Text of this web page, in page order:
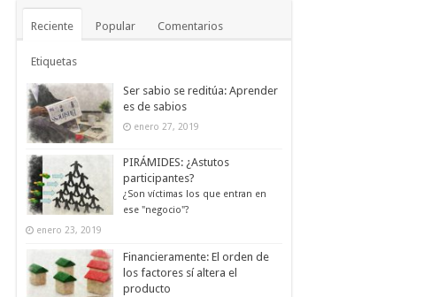
Reciente Popular Comentarios
Etiquetas
Ser sabio se reditúa: Aprender
es de sabios
enero 27, 2019
PIRÁMIDES: ¿Astutos
participantes?
¿Son víctimas los que entran en
ese "negocio"?
enero 23, 2019
Financieramente: El orden de
los factores sí altera el
producto